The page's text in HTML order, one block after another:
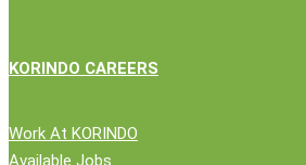
KORINDO CAREERS
Work At KORINDO
Available Jobs